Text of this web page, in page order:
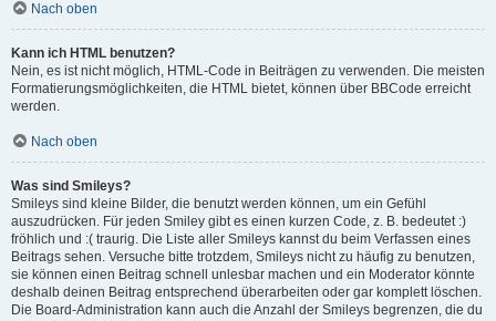
Nach oben
Kann ich HTML benutzen?
Nein, es ist nicht möglich, HTML-Code in Beiträgen zu verwenden. Die meisten
Formatierungsmöglichkeiten, die HTML bietet, können über BBCode erreicht
werden.
Nach oben
Was sind Smileys?
Smileys sind kleine Bilder, die benutzt werden können, um ein Gefühl
auszudrücken. Für jeden Smiley gibt es einen kurzen Code, z. B. bedeutet :)
fröhlich und :( traurig. Die Liste aller Smileys kannst du beim Verfassen eines
Beitrags sehen. Versuche bitte trotzdem, Smileys nicht zu häufig zu benutzen,
sie können einen Beitrag schnell unlesbar machen und ein Moderator könnte
deshalb deinen Beitrag entsprechend überarbeiten oder gar komplett löschen.
Die Board-Administration kann auch die Anzahl der Smileys begrenzen, die du